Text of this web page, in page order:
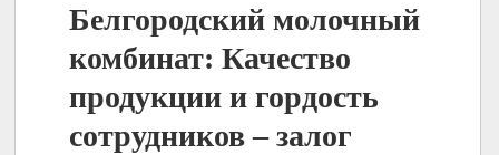
Белгородский молочный
комбинат: Качество
продукции и гордость
сотрудников – залог